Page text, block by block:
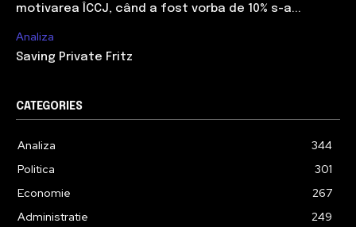
motivarea ÎCCJ, când a fost vorba de 10% s-a...
Analiza
Saving Private Fritz
CATEGORIES
Analiza
344
Politica
301
Economie
267
Administratie
249